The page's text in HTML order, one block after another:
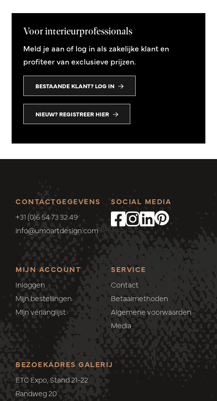
Voor interieurprofessionals
Meld je aan of log in als zakelijke klant en
profiteer van exclusieve prijzen.
BESTAANDE KLANT? LOG IN
NIEUW? REGISTREER HIER
CONTACTGEGEVENS
+31 (0)6 54 73 32 49
info@umoartdesign.com
MIJN ACCOUNT
Inloggen
Mijn bestellingen
Mijn verlanglijst
SERVICE
Contact
Betaalmethoden
Algemene voorwaarden
Media
SOCIAL MEDIA
BEZOEKADRES GALERIJ
ETC Expo, Stand 21-22
Randweg 20